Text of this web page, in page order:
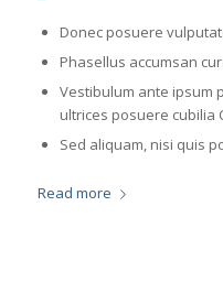
Donec posuere
Phasellus accumsan
Vestibulum ante ipsum
ultrices posuere cubilia
Sed aliquam, nisi quis
Read more